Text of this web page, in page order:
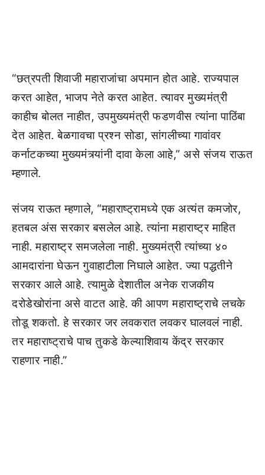
“छत्रपती शिवाजी महाराजांचा अपमान होत आहे. राज्यपाल
करत आहेत, भाजप नेते करत आहेत. त्यावर मुख्यमंत्री
काहीच बोलत नाहीत, उपमुख्यमंत्री फडणवीस त्यांना पाठिंबा
देत आहेत. बेळगावचा प्रश्न सोडा, सांगलीच्या गावांवर
कर्नाटकच्या मुख्यमंत्र्यांनी दावा केला आहे,” असे संजय राऊत
म्हणाले.
संजय राऊत म्हणाले, “महाराष्ट्रामध्ये एक अत्यंत कमजोर,
हतबल अंस सरकार बसलेल आहे. त्यांना महाराष्ट्र माहित
नाही. महाराष्ट्र समजलेला नाही. मुख्यमंत्री त्यांच्या ४०
आमदारांना घेऊन गुवाहाटीला निघाले आहेत. ज्या पद्धतीने
सरकार आले आहे. त्यामुळे देशातील अनेक राजकीय
दरोडेखोरांना असे वाटत आहे. की आपण महाराष्ट्राचे लचके
तोडू शकतो. हे सरकार जर लवकरात लवकर घालवलं नाही.
तर महाराष्ट्राचे पाच तुकडे केल्याशिवाय केंद्र सरकार
राहणार नाही.”